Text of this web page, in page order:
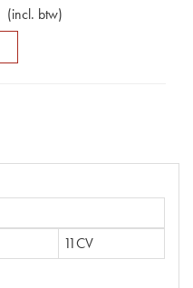
(incl. btw)
11CV